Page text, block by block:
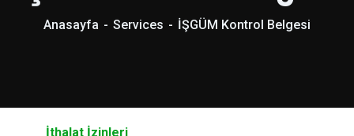
Anasayfa Services İŞGÜM Kontrol Belgesi
İthalat İzinleri